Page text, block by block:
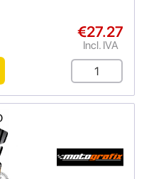
€27.27
Incl. IVA